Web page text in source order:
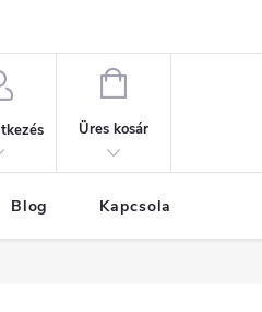
KOSÁR
Üres kosár
Blog Kapcsolat